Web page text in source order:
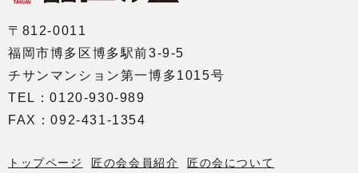
〒812-0011
福岡市博多区博多駅前3-9-5
チサンマンション第一博多1015号
TEL：0120-930-989
FAX：092-431-1354
トップページ 匠の会会員紹介 匠の会について